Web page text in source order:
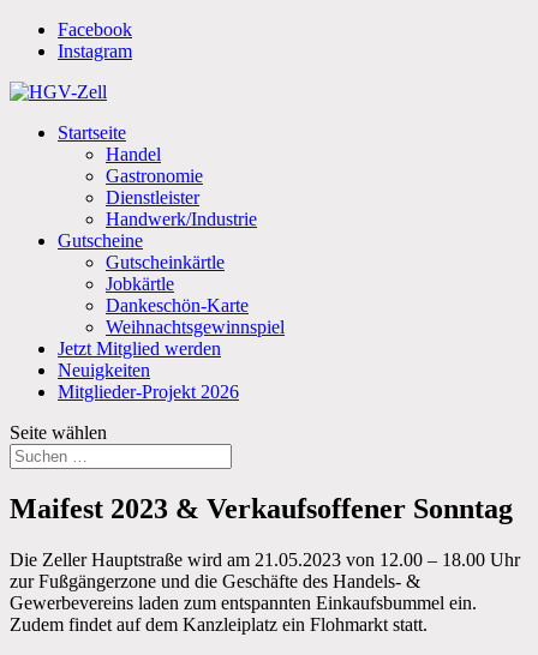
Facebook
Instagram
Startseite
Handel
Gastronomie
Dienstleister
Handwerk/Industrie
Gutscheine
Gutscheinkärtle
Jobkärtle
Dankeschön-Karte
Weihnachtsgewinnspiel
Jetzt Mitglied werden
Neuigkeiten
Mitglieder-Projekt 2026
Seite wählen
Maifest 2023 & Verkaufsoffener Sonntag
Die Zeller Hauptstraße wird am 21.05.2023 von 12.00 – 18.00 Uhr
zur Fußgängerzone und die Geschäfte des Handels- &
Gewerbevereins laden zum entspannten Einkaufsbummel ein.
Zudem findet auf dem Kanzleiplatz ein Flohmarkt statt.